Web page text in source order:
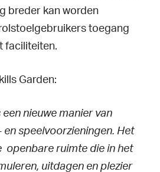
breder kan worden
toegang
faciliteiten.
Garden:
nieuwe manier van
en speelvoorzieningen. Het
openbare ruimte die in het
uitdagen en plezier